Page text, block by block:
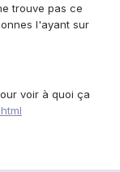
trouve pas ce
l'ayant sur
voir à quoi ça